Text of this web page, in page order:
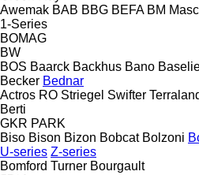
Awemak BAB BBG BEFA BM
1-Series
BOMAG
BW
BOS Baarck Backhus Bano
Becker Bednar
Actros RO Striegel Swifter
Berti
GKR PARK
Biso Bison Bizon Bobcat Bolzoni
U-series Z-series
Bomford Turner Bourgault